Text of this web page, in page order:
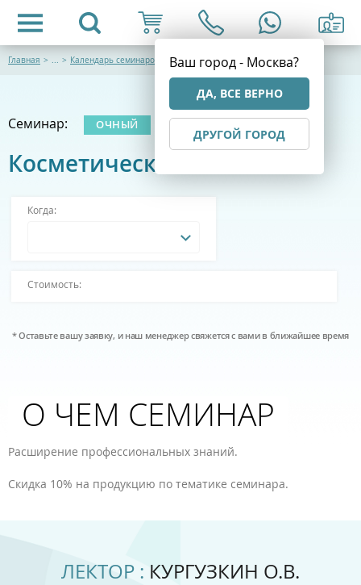
Ваш город - Москва?
ДА, ВСЕ ВЕРНО
ДРУГОЙ ГОРОД
Главная > ... > Календарь семинаров
Семинар: ОЧНЫЙ
Косметическая химия
Когда:
Стоимость:
* Оставьте вашу заявку, и наш менеджер свяжется с вами в ближайшее время
О ЧЕМ СЕМИНАР
Расширение профессиональных знаний.
Скидка 10% на продукцию по тематике семинара.
ЛЕКТОР : КУРГУЗКИН О.В.